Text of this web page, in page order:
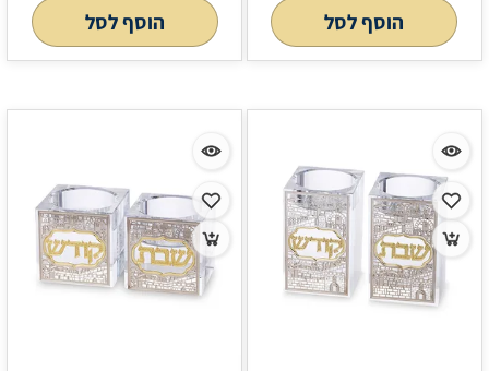
הוסף לסל הוסף לסל